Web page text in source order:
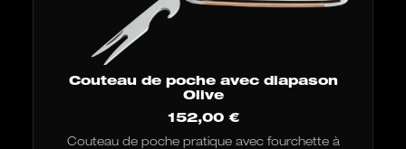
Couteau de poche avec diapason
Olive
152,00 €
Couteau de poche pratique avec fourchette à